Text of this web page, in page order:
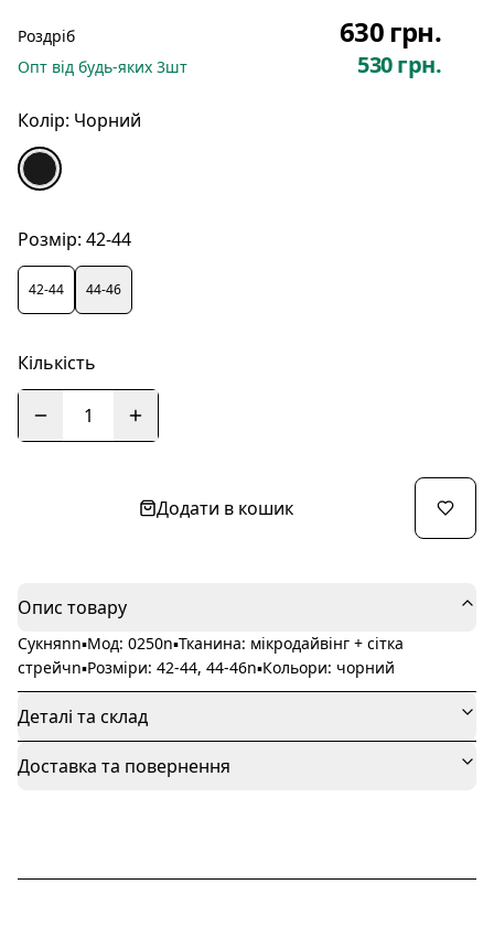
Роздріб 630 грн.
Опт від будь-яких 3шт 530 грн.
Колір: Чорний
Розмір: 42-44
42-44 44-46
Кількість
1
Додати в кошик
Опис товару
Сукняnn▪️Мод: 0250n▪️Тканина: мікродайвінг + сітка
стрейчn▪️Розміри: 42-44, 44-46n▪️Кольори: чорний
Деталі та склад
Доставка та повернення